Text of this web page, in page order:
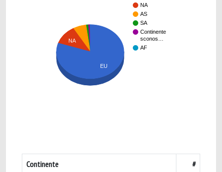
NA
AS
SA
Continente
sconos…
AF
NA
EU
Continente #